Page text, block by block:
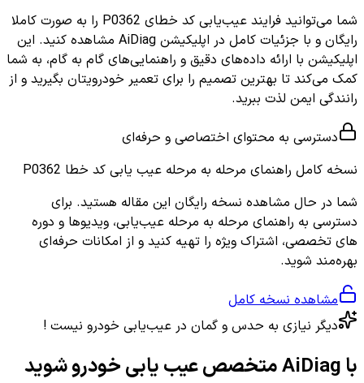
شما می‌توانید فرایند عیب‌یابی کد خطای P0362 را به صورت کاملا
رایگان و با جزئیات کامل در اپلیکیشن AiDiag مشاهده کنید. این
اپلیکیشن با ارائه داده‌های دقیق و راهنمایی‌های گام به گام، به شما
کمک می‌کند تا بهترین تصمیم را برای تعمیر خودرویتان بگیرید و از
رانندگی ایمن لذت ببرید.
دسترسی به محتوای اختصاصی و حرفه‌ای
نسخه کامل راهنمای مرحله به مرحله عیب یابی کد خطا P0362
شما در حال مشاهده نسخه رایگان این مقاله هستید. برای
دسترسی به راهنمای مرحله به مرحله عیب‌یابی، ویدیوها و دوره
های تخصصی، اشتراک ویژه را تهیه کنید و از امکانات حرفه‌ای
بهره‌مند شوید.
مشاهده نسخه کامل
دیگر نیازی به حدس و گمان در عیب‌یابی خودرو نیست !
با AiDiag متخصص عیب یابی خودرو شوید